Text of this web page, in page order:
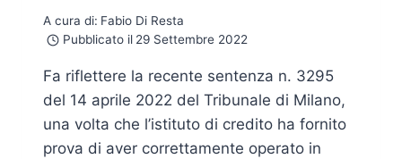
A cura di: Fabio Di Resta
Pubblicato il 29 Settembre 2022
Fa riflettere la recente sentenza n. 3295
del 14 aprile 2022 del Tribunale di Milano,
una volta che l’istituto di credito ha fornito
prova di aver correttamente operato in